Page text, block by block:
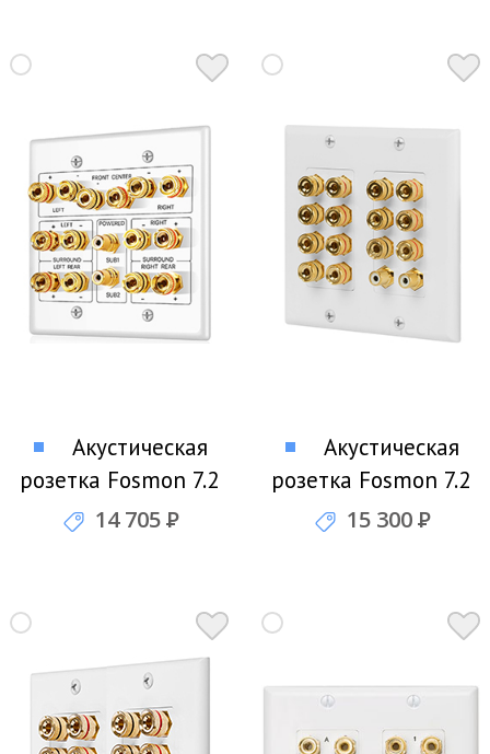
Акустическая
розетка Fosmon 7.2
Home Theater Wall
14 705Р
Акустическая
розетка Fosmon 7.2
Surround Sound Wall
15 300Р